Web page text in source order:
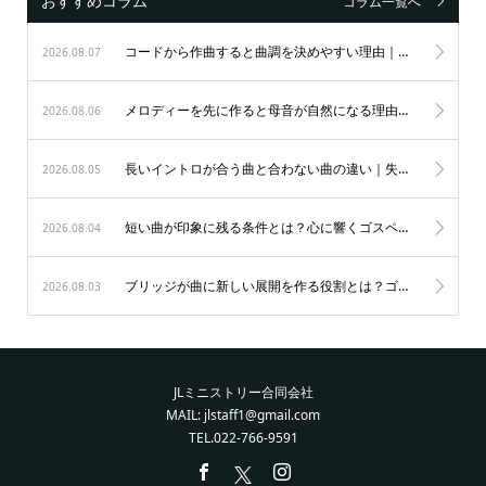
2026.08.07 コードから作曲すると曲調を決めやすい理由｜初心者も納得のゴスペル作曲術
2026.08.06 メロディーを先に作ると母音が自然になる理由｜歌唱力を劇的に変えるゴスペルの秘訣
2026.08.05 長いイントロが合う曲と合わない曲の違い｜失敗を防ぐ表現の極意
2026.08.04 短い曲が印象に残る条件とは？心に響くゴスペルの表現力を磨く秘訣
2026.08.03 ブリッジが曲に新しい展開を作る役割とは？ゴスペルを劇的に変える5つの秘訣
JLミニストリー合同会社
MAIL: jlstaff1@gmail.com
TEL.022-766-9591